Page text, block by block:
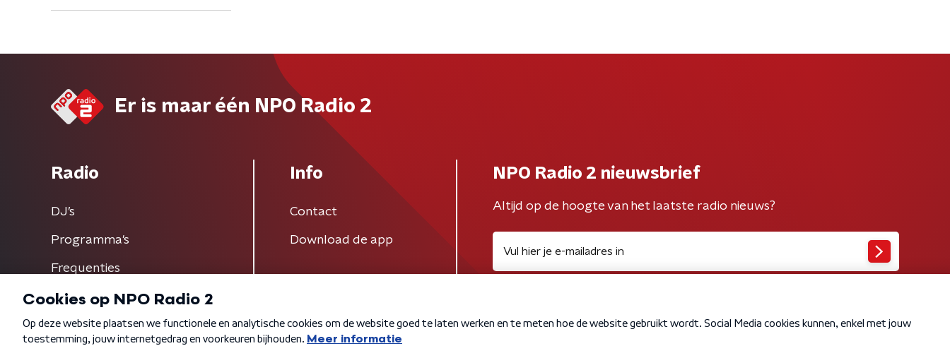
Er is maar één NPO Radio 2
Radio
DJ’s
Programma's
Frequenties
Info
Contact
Download de app
NPO Radio 2 nieuwsbrief
Altijd op de hoogte van het laatste radio nieuws?